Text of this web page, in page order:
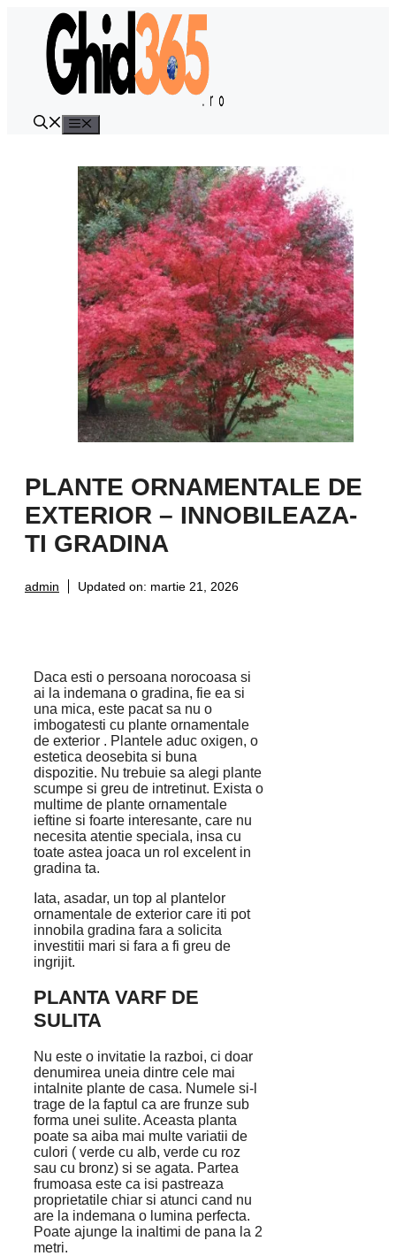
conținut
PLANTE ORNAMENTALE DE
EXTERIOR – INNOBILEAZA-
TI GRADINA
admin Updated on: martie 21, 2026
Daca esti o persoana norocoasa si
ai la indemana o gradina, fie ea si
una mica, este pacat sa nu o
imbogatesti cu plante ornamentale
de exterior . Plantele aduc oxigen, o
estetica deosebita si buna
dispozitie. Nu trebuie sa alegi plante
scumpe si greu de intretinut. Exista o
multime de plante ornamentale
ieftine si foarte interesante, care nu
necesita atentie speciala, insa cu
toate astea joaca un rol excelent in
gradina ta.
Iata, asadar, un top al plantelor
ornamentale de exterior care iti pot
innobila gradina fara a solicita
investitii mari si fara a fi greu de
ingrijit.
PLANTA VARF DE
SULITA
Nu este o invitatie la razboi, ci doar
denumirea uneia dintre cele mai
intalnite plante de casa. Numele si-l
trage de la faptul ca are frunze sub
forma unei sulite. Aceasta planta
poate sa aiba mai multe variatii de
culori ( verde cu alb, verde cu roz
sau cu bronz) si se agata. Partea
frumoasa este ca isi pastreaza
proprietatile chiar si atunci cand nu
are la indemana o lumina perfecta.
Poate ajunge la inaltimi de pana la 2
metri.